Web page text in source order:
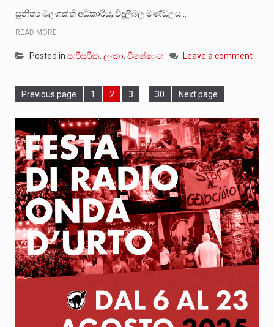
සුනිත්‍ය බලශක්ති අධිකාරිය, විදුලිබල මණ්ඩලය…
READ MORE
Posted in පාරිසරික, ලංකා, විශේෂාංග Leave a comment
Previous page Page
1 Page
2 Page
3 Page
30 Next page